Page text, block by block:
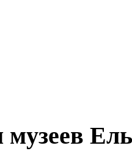
музеев